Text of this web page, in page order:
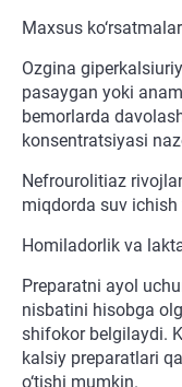
Maxsus ko‘rsatmalar
Ozgina
pasaygan yoki
bemorlarda
konsentratsiyasi
Nefrourolitiaz
miqdorda suv
Homiladorlik va
Preparatni ayol
nisbatini hisobga
shifokor belgilaydi.
kalsiy preparatlari
o‘tishi mumkin.